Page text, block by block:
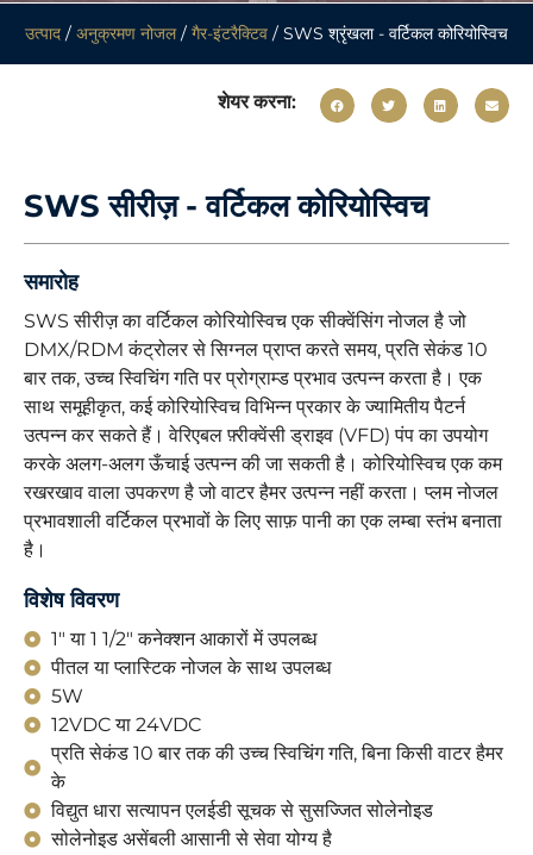
उत्पाद / अनुक्रमण नोजल/ गैर-इंटरैक्टिव / SWS श्रृंखला - वर्टिकल कोरियोस्विच
शेयर करना:
SWS सीरीज़ - वर्टिकल कोरियोस्विच
समारोह
SWS सीरीज़ का वर्टिकल कोरियोस्विच एक सीक्वेंसिंग नोजल है जो
DMX/RDM कंट्रोलर से सिग्नल प्राप्त करते समय, प्रति सेकंड 10
बार तक, उच्च स्विचिंग गति पर प्रोग्राम्ड प्रभाव उत्पन्न करता है। एक
साथ समूहीकृत, कई कोरियोस्विच विभिन्न प्रकार के ज्यामितीय पैटर्न
उत्पन्न कर सकते हैं। वेरिएबल फ़्रीक्वेंसी ड्राइव (VFD) पंप का उपयोग
करके अलग-अलग ऊँचाई उत्पन्न की जा सकती है। कोरियोस्विच एक कम
रखरखाव वाला उपकरण है जो वाटर हैमर उत्पन्न नहीं करता। प्लम नोजल
प्रभावशाली वर्टिकल प्रभावों के लिए साफ़ पानी का एक लम्बा स्तंभ बनाता
है।
विशेष विवरण
1" या 1 1/2" कनेक्शन आकारों में उपलब्ध
पीतल या प्लास्टिक नोजल के साथ उपलब्ध
5W
12VDC या 24VDC
प्रति सेकंड 10 बार तक की उच्च स्विचिंग गति, बिना किसी वाटर हैमर
के
विद्युत धारा सत्यापन एलईडी सूचक से सुसज्जित सोलेनोइड
सोलेनोइड असेंबली आसानी से सेवा योग्य है